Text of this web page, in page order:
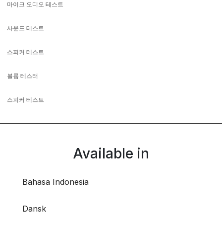
마이크 오디오 테스트
사운드 테스트
스피커 테스트
볼륨 테스터
스피커 테스트
Available in
Bahasa Indonesia
Dansk